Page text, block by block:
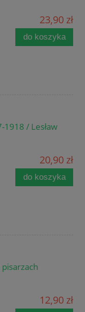
23,90 zł
do koszyka
/ Lesław
20,90 zł
do koszyka
12,90 zł